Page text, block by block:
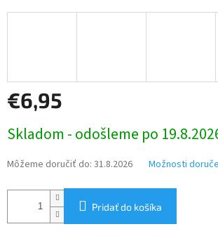
€6,95
cena:
Skladom - odošleme po
Môžeme doručiť do: 31.8.2026 Možnosti
Pridať do košíka